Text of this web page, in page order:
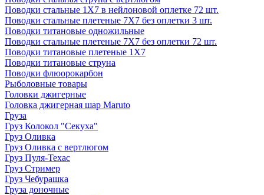
Поводки стальные 1X7 в нейлоновой оплетке 72 шт.
Поводки стальные плетеные 7X7 без оплетки 3 шт.
Поводки титановые одножильные
Поводки стальные плетеные 7X7 без оплетки 72 шт.
Поводки титановые плетеные 1X7
Поводки титановые струна
Поводки флюорокарбон
Рыболовные товары
Головки джигерные
Головка джигерная шар Maruto
Груза
Груз Колокол "Секуха"
Груз Оливка
Груз Оливка с вертлюгом
Груз Пуля-Техас
Груз Стример
Груз Чебурашка
Груза доночные